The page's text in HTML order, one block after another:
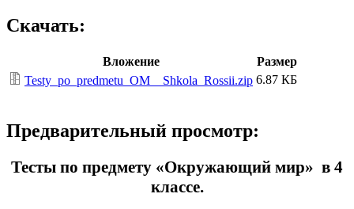
Скачать:
Вложение
Размер
Testy_po_predmetu_OM__Shkola_Rossii.zip 6.87 КБ
Предварительный просмотр:
Тесты по предмету «Окружающий мир» в 4
классе.